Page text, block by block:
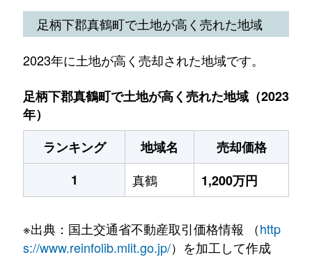
足柄下郡真鶴町で土地が高く売れた地域
2023年に土地が高く売却された地域です。
足柄下郡真鶴町で土地が高く売れた地域（2023
年）
ランキング
地域名
売却価格
1
真鶴 1,200万円
※出典：国土交通省不動産取引価格情報 （http
s://www.reinfolib.mlit.go.jp/）を加工して作成